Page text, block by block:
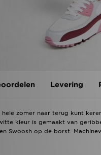
Levering
zomer naar terug kunt
kleur is gemaakt van
Swoosh op de borst.